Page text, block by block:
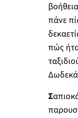
πάνε
πώς
Σ